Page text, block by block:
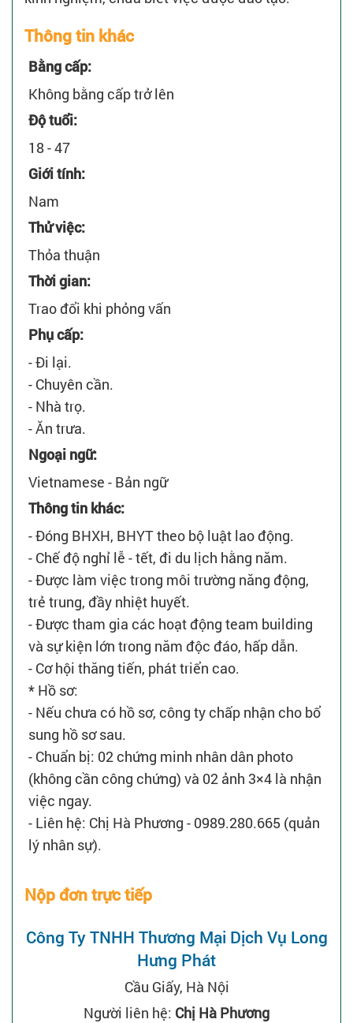
Thông tin khác
Bằng cấp:
Không bằng cấp trở lên
Độ tuổi:
18 - 47
Giới tính:
Nam
Thử việc:
Thỏa thuận
Thời gian:
Trao đổi khi phỏng vấn
Phụ cấp:
- Đi lại.
- Chuyên cần.
- Nhà trọ.
- Ăn trưa.
Ngoại ngữ:
Vietnamese - Bản ngữ
Thông tin khác:
- Đóng BHXH, BHYT theo bộ luật lao động.
- Chế độ nghỉ lễ - tết, đi du lịch hằng năm.
- Được làm việc trong môi trường năng động,
trẻ trung, đầy nhiệt huyết.
- Được tham gia các hoạt động team building
và sự kiện lớn trong năm độc đáo, hấp dẫn.
- Cơ hội thăng tiến, phát triển cao.
* Hồ sơ:
- Nếu chưa có hồ sơ, công ty chấp nhận cho bổ
sung hồ sơ sau.
- Chuẩn bị: 02 chứng minh nhân dân photo
(không cần công chứng) và 02 ảnh 3×4 là nhận
việc ngay.
- Liên hệ: Chị Hà Phương - 0989.280.665 (quản
lý nhân sự).
Nộp đơn trực tiếp
Công Ty TNHH Thương Mại Dịch Vụ Long
Hưng Phát
Cầu Giấy, Hà Nội
Người liên hệ: Chị Hà Phương